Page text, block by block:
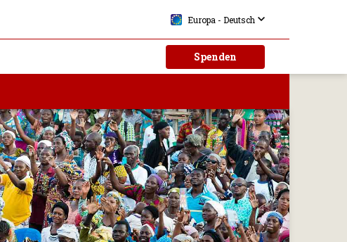
Spenden
Europa - Deutsch